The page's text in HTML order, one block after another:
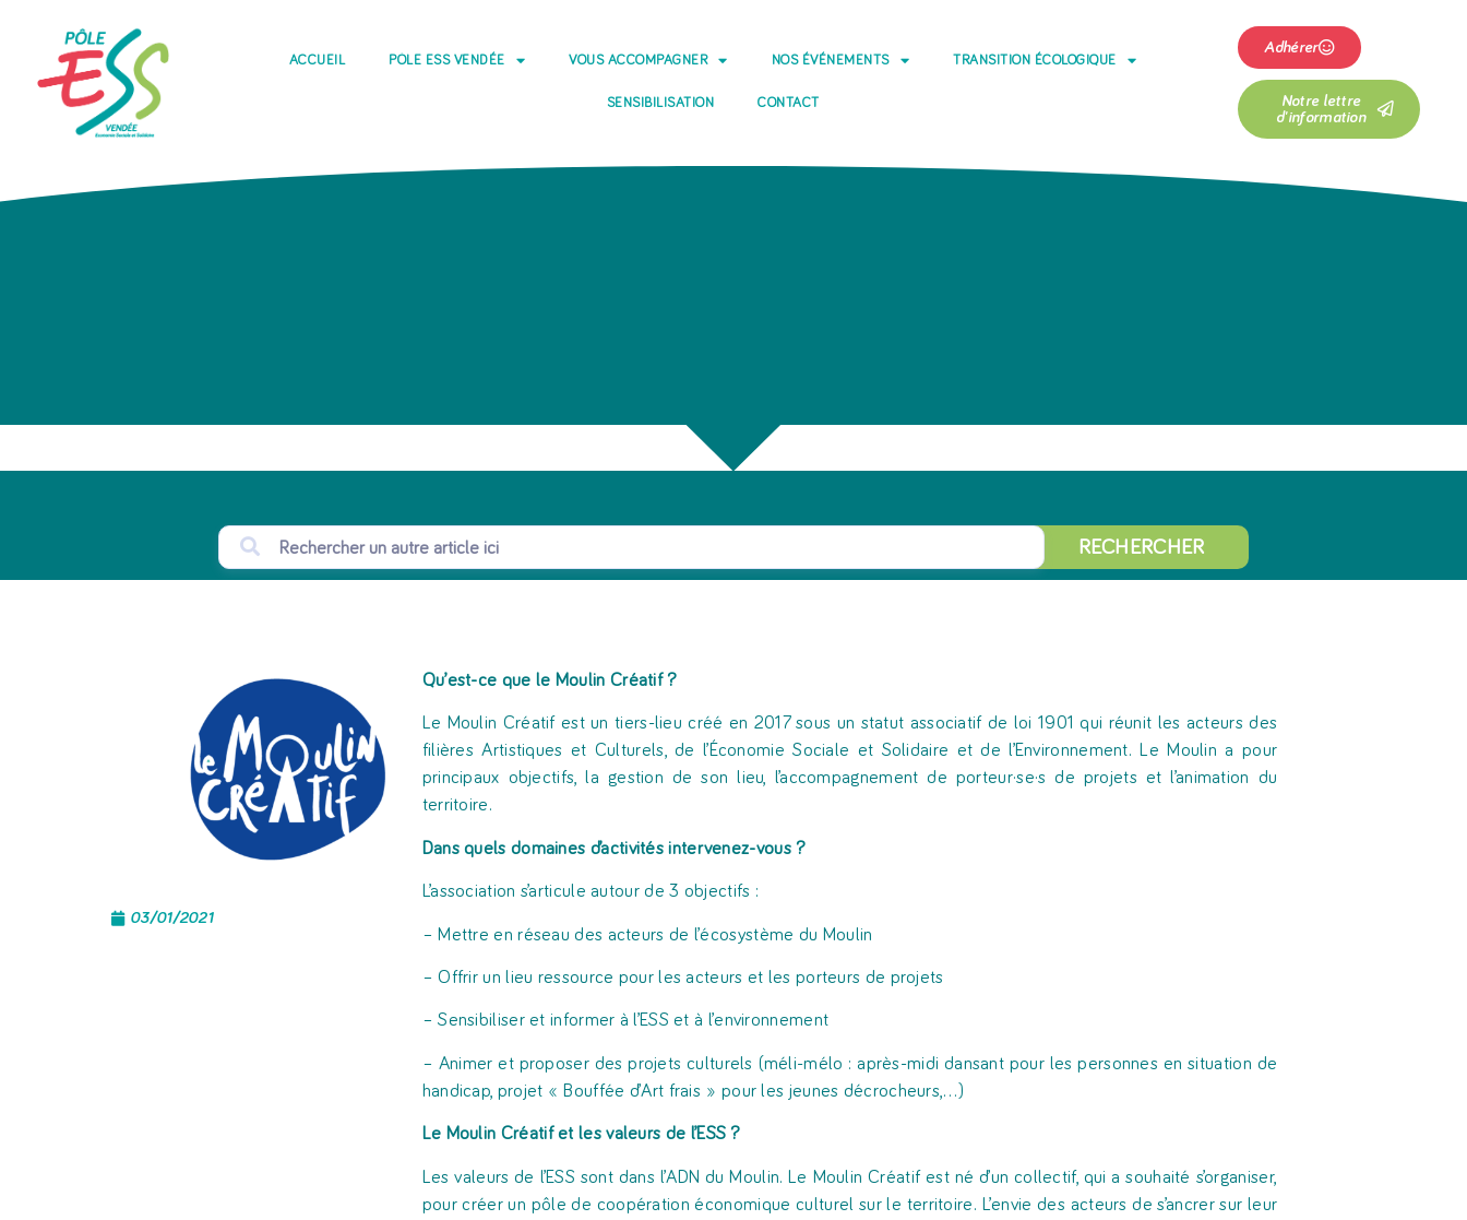
ACCUEIL PÔLE ESS VENDÉE VOUS ACCOMPAGNER NOS ÉVÉNEMENTS TRANSITION ÉCOLOGIQUE
SENSIBILISATION CONTACT
Adhérer
Notre lettre
d'information
RECHERCHER
03/01/2021
Qu’est-ce que le Moulin Créatif ?
Le Moulin Créatif est un tiers-lieu créé en 2017 sous un statut associatif de loi 1901 qui réunit les acteurs des
filières Artistiques et Culturels, de l’Économie Sociale et Solidaire et de l’Environnement. Le Moulin a pour
principaux objectifs, la gestion de son lieu, l’accompagnement de porteur·se·s de projets et l’animation du
territoire.
Dans quels domaines d’activités intervenez-vous ?
L’association s’articule autour de 3 objectifs :
– Mettre en réseau des acteurs de l’écosystème du Moulin
– Offrir un lieu ressource pour les acteurs et les porteurs de projets
– Sensibiliser et informer à l’ESS et à l’environnement
– Animer et proposer des projets culturels (méli-mélo : après-midi dansant pour les personnes en situation de
handicap, projet « Bouffée d’Art frais » pour les jeunes décrocheurs,…)
Le Moulin Créatif et les valeurs de l’ESS ?
Les valeurs de l’ESS sont dans l’ADN du Moulin. Le Moulin Créatif est né d’un collectif, qui a souhaité s’organiser,
pour créer un pôle de coopération économique culturel sur le territoire. L’envie des acteurs de s’ancrer sur leur